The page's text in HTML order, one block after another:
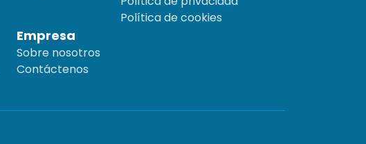
Política de cookies
Empresa
Sobre nosotros
Contáctenos